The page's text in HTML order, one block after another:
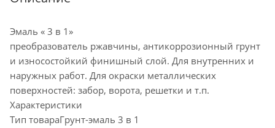
Эмаль « 3 в 1»
преобразователь ржавчины, антикоррозионный грунт
и износостойкий финишный слой. Для внутренних и
наружных работ. Для окраски металлических
поверхностей: забор, ворота, решетки и т.п.
Характеристики
Тип товараГрунт-эмаль 3 в 1